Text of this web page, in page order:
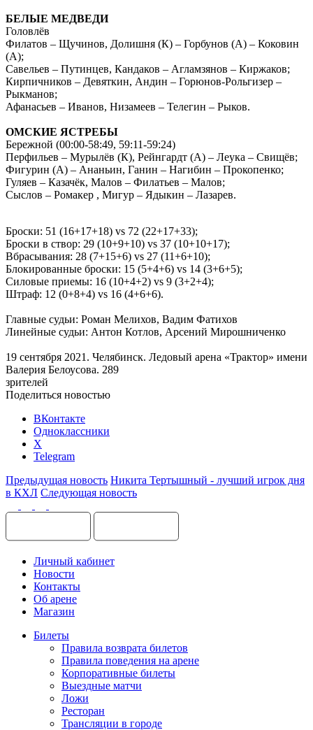
БЕЛЫЕ МЕДВЕДИ
Головлёв
Филатов – Щучинов, Долишня (К) – Горбунов (А) – Коковин
(А);
Савельев – Путинцев, Кандаков – Агламзянов – Киржаков;
Кирпичников – Девяткин, Андин – Горюнов-Рольгизер –
Рыкманов;
Афанасьев – Иванов, Низамеев – Телегин – Рыков.
ОМСКИЕ ЯСТРЕБЫ
Бережной (00:00-58:49, 59:11-59:24)
Перфильев – Мурылёв (К), Рейнгардт (А) – Леука – Свищёв;
Фигурин (А) – Ананьин, Ганин – Нагибин – Прокопенко;
Гуляев – Казачёк, Малов – Филатьев – Малов;
Сыслов – Ромакер , Мигур – Ядыкин – Лазарев.
Броски: 51 (16+17+18) vs 72 (22+17+33);
Броски в створ: 29 (10+9+10) vs 37 (10+10+17);
Вбрасывания: 28 (7+15+6) vs 27 (11+6+10);
Блокированные броски: 15 (5+4+6) vs 14 (3+6+5);
Силовые приемы: 16 (10+4+2) vs 9 (3+2+4);
Штраф: 12 (0+8+4) vs 16 (4+6+6).
Главные судьи: Роман Мелихов, Вадим Фатихов
Линейные судьи: Антон Котлов, Арсений Мирошниченко
19 сентября 2021. Челябинск. Ледовый арена «Трактор» имени
Валерия Белоусова. 289
зрителей
Поделиться новостью
ВКонтакте
Одноклассники
X
Telegram
Предыдущая новость Никита Тертышный - лучший игрок дня
в КХЛ Следующая новость
Личный кабинет
Новости
Контакты
Об арене
Магазин
Билеты
Правила возврата билетов
Правила поведения на арене
Корпоративные билеты
Выездные матчи
Ложи
Ресторан
Трансляции в городе